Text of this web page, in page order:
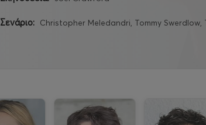
Σενάριο: Christopher Meledandri, Tommy Swerdlow,